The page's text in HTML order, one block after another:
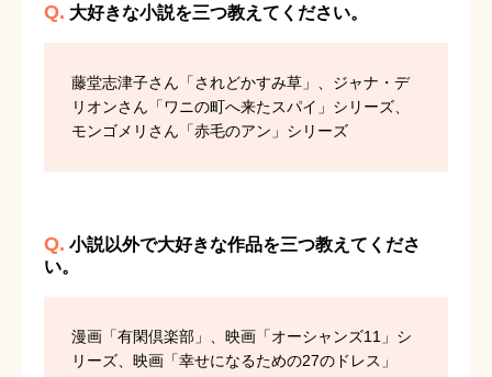
Q. 大好きな小説を三つ教えてください。
藤堂志津子さん「されどかすみ草」、ジャナ・デ
リオンさん「ワニの町へ来たスパイ」シリーズ、
モンゴメリさん「赤毛のアン」シリーズ
Q. 小説以外で大好きな作品を三つ教えてくださ
い。
漫画「有閑倶楽部」、映画「オーシャンズ11」シ
リーズ、映画「幸せになるための27のドレス」